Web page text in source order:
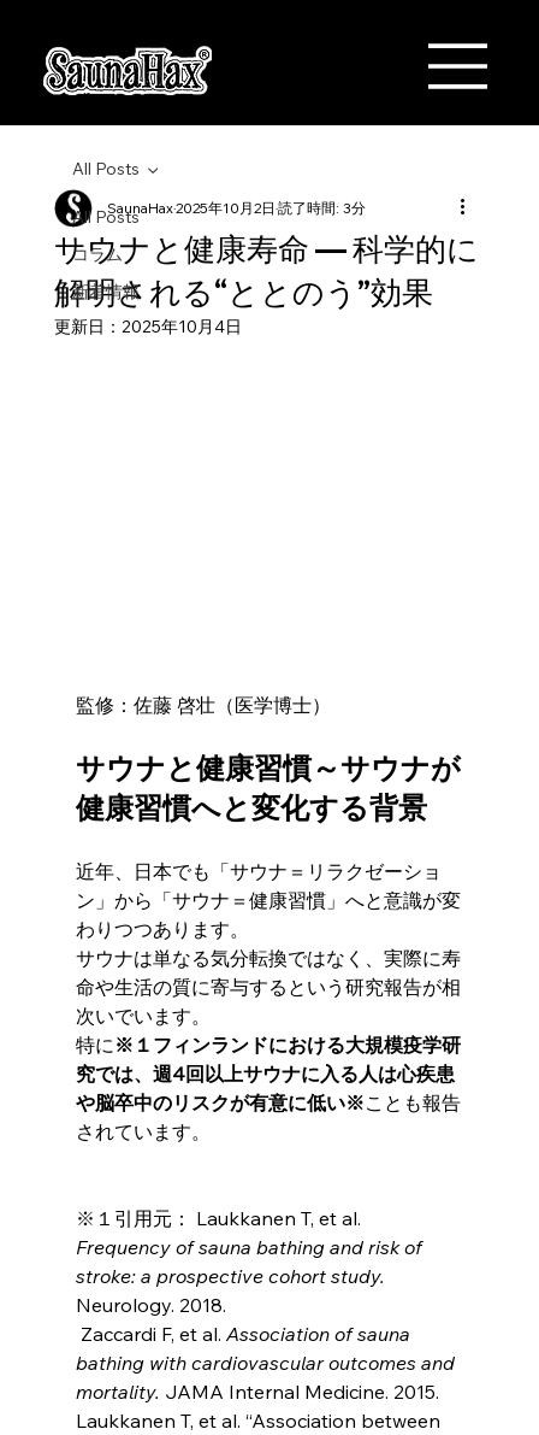
All Posts
コラム
新着情報
All Posts
サウナと健康寿命 ― 科学的に
解明される“ととのう”効果
SaunaHax2025年10月2日 読了時間: 3分
更新日： 2025年10月4日
監修：佐藤 啓壮（医学博士）
サウナと健康習慣～サウナが
健康習慣へと変化する背景
近年、日本でも「サウナ＝リラクゼーショ
ン」から「サウナ＝健康習慣」へと意識が変
わりつつあります。
サウナは単なる気分転換ではなく、実際に寿
命や生活の質に寄与するという研究報告が相
次いでいます。
特に ※１フィンランドにおける大規模疫学研
究では、週4回以上サウナに入る人は心疾患
や脳卒中のリスクが有意に低い※ことも報告
されています。
※１引用元： Laukkanen T, et al.
Frequency of sauna bathing and risk of
stroke: a prospective cohort study.
Neurology. 2018.
Zaccardi F, et al. Association of sauna
bathing with cardiovascular outcomes and
mortality. JAMA Internal Medicine. 2015.
Laukkanen T, et al. “Association between